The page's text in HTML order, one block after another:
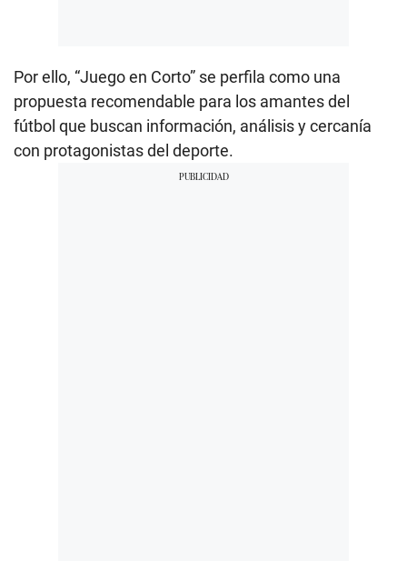
Por ello, “Juego en Corto” se perfila como una
propuesta recomendable para los amantes del
fútbol que buscan información, análisis y cercanía
con protagonistas del deporte.